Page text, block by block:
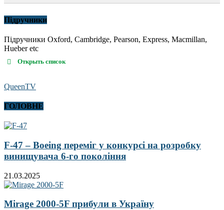
Підручники
Підручники Oxford, Cambridge, Pearson, Express, Macmillan,
Hueber etc
Открыть список
QueenTV
ГОЛОВНЕ
F-47 – Boeing переміг у конкурсі на розробку
винищувача 6-го покоління
21.03.2025
Mirage 2000-5F прибули в Україну